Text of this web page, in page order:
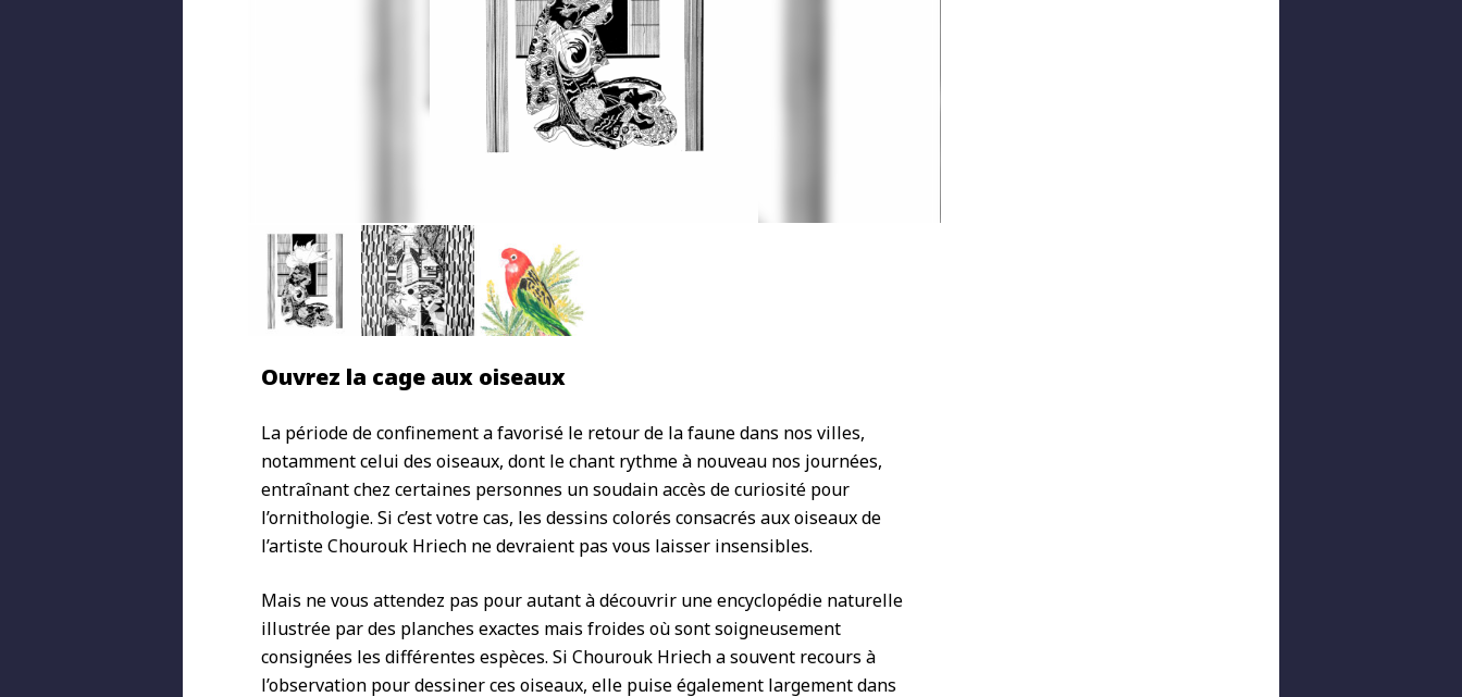
Ouvrez la cage aux oiseaux
La période de confinement a favorisé le retour de la faune dans nos villes,
notamment celui des oiseaux, dont le chant rythme à nouveau nos journées,
entraînant chez certaines personnes un soudain accès de curiosité pour
l’ornithologie. Si c’est votre cas, les dessins colorés consacrés aux oiseaux de
l’artiste Chourouk Hriech ne devraient pas vous laisser insensibles.
Mais ne vous attendez pas pour autant à découvrir une encyclopédie naturelle
illustrée par des planches exactes mais froides où sont soigneusement
consignées les différentes espèces. Si Chourouk Hriech a souvent recours à
l’observation pour dessiner ces oiseaux, elle puise également largement dans